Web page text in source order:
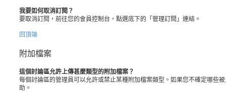
我要如何取消訂閱？
要取消訂閱，前往您的會員控制台，點選底下的「管理訂閱」連結。
回頂端
附加檔案
這個討論區允許上傳甚麼類型的附加檔案？
每個討論區的管理員可以允許或禁止某種附加檔案類型。如果您不確定哪些
助。